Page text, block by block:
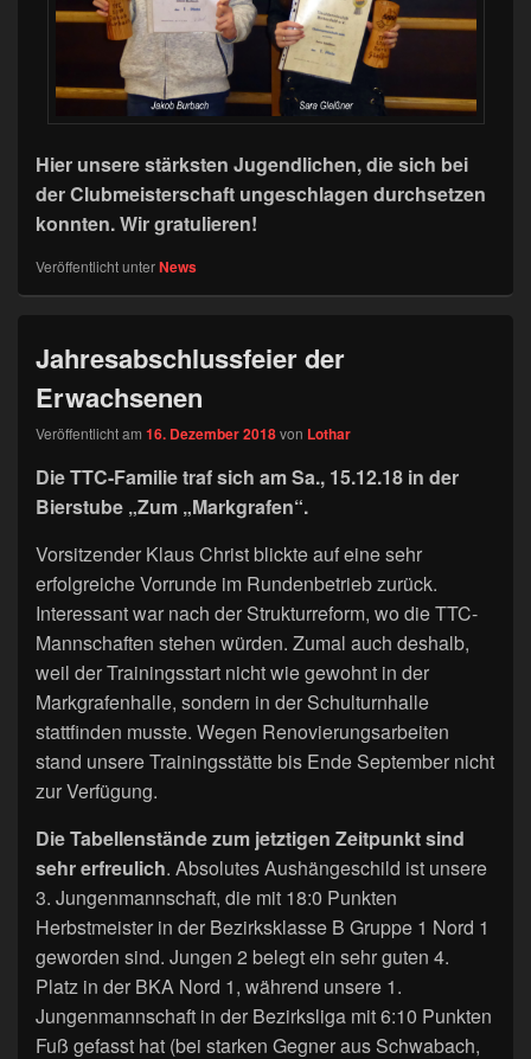
Hier unsere stärksten Jugendlichen, die sich bei
der Clubmeisterschaft ungeschlagen durchsetzen
konnten. Wir gratulieren!
Veröffentlicht unterNews
Jahresabschlussfeier der
Erwachsenen
Veröffentlicht am 16. Dezember 2018von Lothar
Die TTC-Familie traf sich am Sa., 15.12.18 in der
Bierstube „Zum „Markgrafen“.
Vorsitzender Klaus Christ blickte auf eine sehr
erfolgreiche Vorrunde im Rundenbetrieb zurück.
Interessant war nach der Strukturreform, wo die TTC-
Mannschaften stehen würden. Zumal auch deshalb,
weil der Trainingsstart nicht wie gewohnt in der
Markgrafenhalle, sondern in der Schulturnhalle
stattfinden musste. Wegen Renovierungsarbeiten
stand unsere Trainingsstätte bis Ende September nicht
zur Verfügung.
Die Tabellenstände zum jetztigen Zeitpunkt sind
sehr erfreulich. Absolutes Aushängeschild ist unsere
3. Jungenmannschaft, die mit 18:0 Punkten
Herbstmeister in der Bezirksklasse B Gruppe 1 Nord 1
geworden sind. Jungen 2 belegt ein sehr guten 4.
Platz in der BKA Nord 1, während unsere 1.
Jungenmannschaft in der Bezirksliga mit 6:10 Punkten
Fuß gefasst hat (bei starken Gegner aus Schwabach,